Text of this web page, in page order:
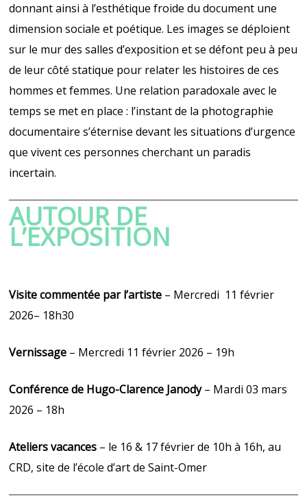
donnant ainsi à l’esthétique froide du document une
dimension sociale et poétique. Les images se déploient
sur le mur des salles d’exposition et se défont peu à peu
de leur côté statique pour relater les histoires de ces
hommes et femmes. Une relation paradoxale avec le
temps se met en place : l’instant de la photographie
documentaire s’éternise devant les situations d’urgence
que vivent ces personnes cherchant un paradis
incertain.
AUTOUR DE
L’EXPOSITION
Visite commentée par l’artiste – Mercredi 11 février
2026– 18h30
Vernissage – Mercredi 11 février 2026 – 19h
Conférence de Hugo-Clarence Janody– Mardi 03 mars
2026 – 18h
Ateliers vacances – le 16 & 17 février de 10h à 16h, au
CRD, site de l’école d’art de Saint-Omer